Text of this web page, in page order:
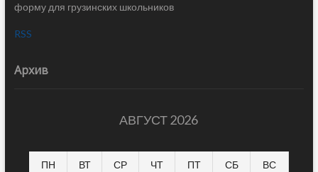
форму для грузинских школьников
RSS
Архив
АВГУСТ 2026
ПН ВТ СР ЧТ ПТ СБ ВС